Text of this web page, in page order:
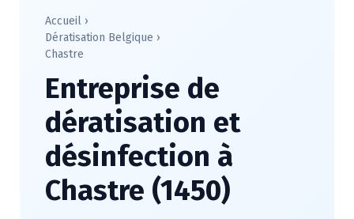
Accueil ›
Dératisation Belgique ›
Chastre
Entreprise de
dératisation et
désinfection à
Chastre (1450)